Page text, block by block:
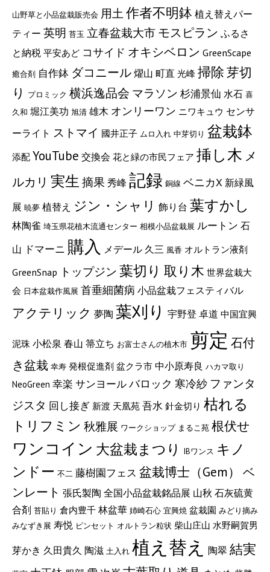
山野草と小品盆栽販売会 用土 作者不明鉢 植え替えパー
ティー 英明 苔玉 立春盆栽大市 モスピラン ふるさ
と納税 平安あど コサイド オキシベロン GreenScape
癒合剤 自作鉢 ダコニール燿山 町直 光峰 掃除芽切
り
プロミック 横浜逸品会 マラソン 杉浦景仙 水石 喜
久和 堀江美功 旭清 雄木 オンリーワン ニワキュウ センサ
ーライト ストマイ 國井正子 ムロ入れ 中芽切り 盆栽鉢
添配 YouTube 交換会 花と緑の市民フェア 挿し木 メ
ルカリ 実生 摘果 秀峰 記録 銅線 ベニカX 新緑風
展 暁夢 植替え ジン・シャリ 飾り台 葉すかし
林陶雀 埼玉県花植木流通センター 相模小品盆栽展 ルートン 石
山 ドマーニ 購入 メデール 久三 風香 オルトラン液剤
GreenSnap トップジン 葉切り 取り木 世界盆栽大
会 日本盆栽作風展 首垂細菌病 小品盆栽フェスティバル
アクテリック 夢陶 葉刈り 宇野登 卓道 中国宜興
泥珠 小松泉 春山 箒立ち お富士さんの植木市 剪定 石付
き盆栽 幸寿 発根促進剤 盆クラ市 中小原寿良 ハカマ取り
NeoGreen 幸楽 サンヨールバロック 寒冷紗 ファンタ
ジスタ 回し接ぎ 新渡 天凰苑 吾水 針金切り 枯れる
トリフミン 秋雅展 ワークショップ まるこ苑 根伏せ
ワンコイン 大盆栽まつり IBワンス キノ
ンドー 不二 藤樹園フェス 盆栽博士（Gem）
ベ
ンレート 張氏製陶 全国小品盆栽銘品展 山秋 石灰硫黄
合剤 苔貼り 倉内豊千 林盆華 姉崎石心 宜興焼 盆栽園 みどり摘み
みなずき展 寿悦 ピンセット オルトラン粒状 柴山庄山 水野嗣賀男
芽かき 久田貴久 陶滋 土入れ 植え替え 陶翠結実